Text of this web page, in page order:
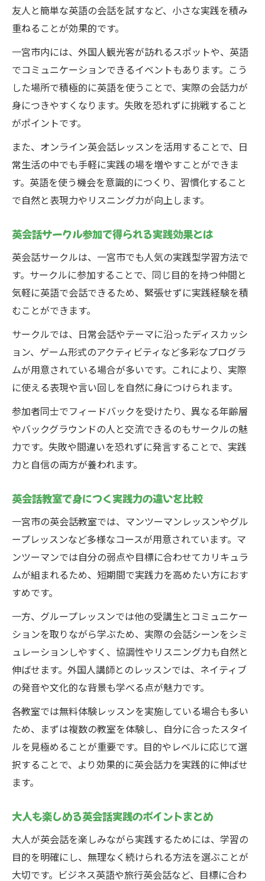
英会話講師選びで重視すべき実践的視点
英会話個人レッスンとグループの違い紹介
子ども向け英会話実践学習のポイント解説
オンラインと対面を活かす英会話実践術
オンライン英会話実践のメリットと活用法
対面レッスンで得られる実践的な英会話力
自宅でも学べる英会話実践の工夫を紹介
スケジュールに合わせた英会話実践術を提
案
オンラインと対面の組み合わせで効果倍増
友人と簡単な英語の会話を試すなど、小さな実践を積み
重ねることが効果的です。
一宮市内には、外国人観光客が訪れるスポットや、英語
でコミュニケーションできるイベントもあります。こう
した場所で積極的に英語を使うことで、実際の会話力が
身につきやすくなります。失敗を恐れずに挑戦すること
がポイントです。
また、オンライン英会話レッスンを活用することで、日
常生活の中でも手軽に実践の場を増やすことができま
す。英語を使う機会を意識的につくり、習慣化すること
で自然と表現力やリスニング力が向上します。
英会話サークル参加で得られる実践効果とは
英会話サークルは、一宮市でも人気の実践型学習方法で
す。サークルに参加することで、同じ目的を持つ仲間と
気軽に英語で会話できるため、緊張せずに実践経験を積
むことができます。
サークルでは、日常会話やテーマに沿ったディスカッシ
ョン、ゲーム形式のアクティビティなど多彩なプログラ
ムが用意されている場合が多いです。これにより、実際
に使える表現や言い回しを自然に身につけられます。
参加者同士でフィードバックを受けたり、異なる年齢層
やバックグラウンドの人と交流できるのもサークルの魅
力です。失敗や間違いを恐れずに発言することで、実践
力と自信の両方が養われます。
英会話教室で身につく実践力の違いを比較
一宮市の英会話教室では、マンツーマンレッスンやグル
ープレッスンなど多様なコースが用意されています。マ
ンツーマンでは自分の弱点や目標に合わせてカリキュラ
ムが組まれるため、短期間で実践力を高めたい方におす
すめです。
一方、グループレッスンでは他の受講生とコミュニケー
ションを取りながら学ぶため、実際の会話シーンをシミ
ュレーションしやすく、協調性やリスニング力も自然と
伸ばせます。外国人講師とのレッスンでは、ネイティブ
の発音や文化的な背景も学べる点が魅力です。
各教室では無料体験レッスンを実施している場合も多い
ため、まずは複数の教室を体験し、自分に合ったスタイ
ルを見極めることが重要です。目的やレベルに応じて選
択することで、より効果的に英会話力を実践的に伸ばせ
ます。
大人も楽しめる英会話実践のポイントまとめ
大人が英会話を楽しみながら実践するためには、学習の
目的を明確にし、無理なく続けられる方法を選ぶことが
大切です。ビジネス英語や旅行英会話など、目標に合わ